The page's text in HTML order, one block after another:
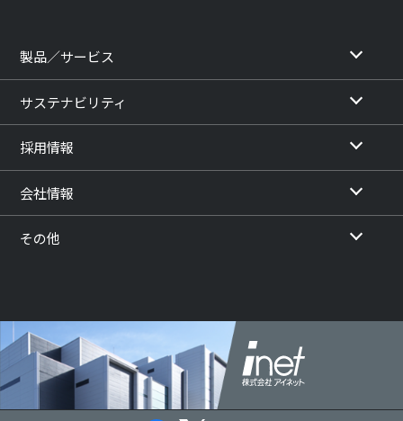
製品／サービス
サステナビリティ
採用情報
会社情報
その他